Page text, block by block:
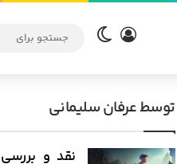
ورودتغییر پوسته
توسط عرفان سلیمانی